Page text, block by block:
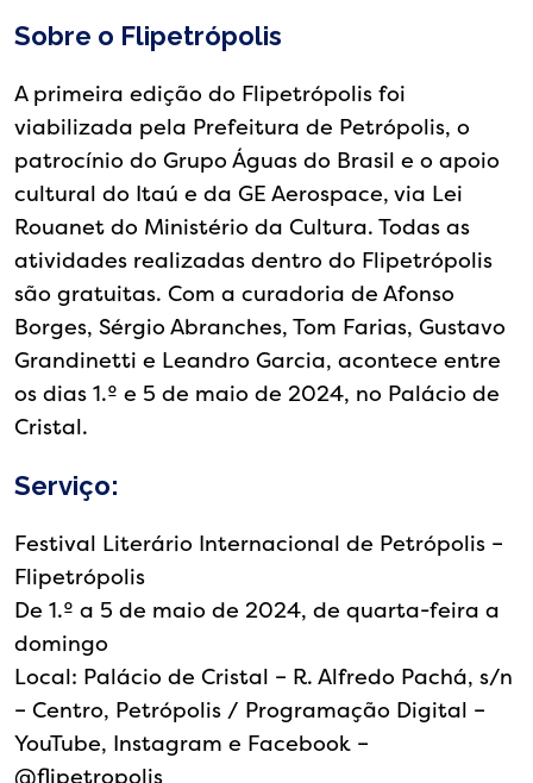
Sobre o Flipetrópolis
A primeira edição do Flipetrópolis foi
viabilizada pela Prefeitura de Petrópolis, o
patrocínio do Grupo Águas do Brasil e o apoio
cultural do Itaú e da GE Aerospace, via Lei
Rouanet do Ministério da Cultura. Todas as
atividades realizadas dentro do Flipetrópolis
são gratuitas. Com a curadoria de Afonso
Borges, Sérgio Abranches, Tom Farias, Gustavo
Grandinetti e Leandro Garcia, acontece entre
os dias 1.º e 5 de maio de 2024, no Palácio de
Cristal.
Serviço:
Festival Literário Internacional de Petrópolis –
Flipetrópolis
De 1.º a 5 de maio de 2024, de quarta-feira a
domingo
Local: Palácio de Cristal – R. Alfredo Pachá, s/n
– Centro, Petrópolis / Programação Digital –
YouTube, Instagram e Facebook –
@flipetropolis